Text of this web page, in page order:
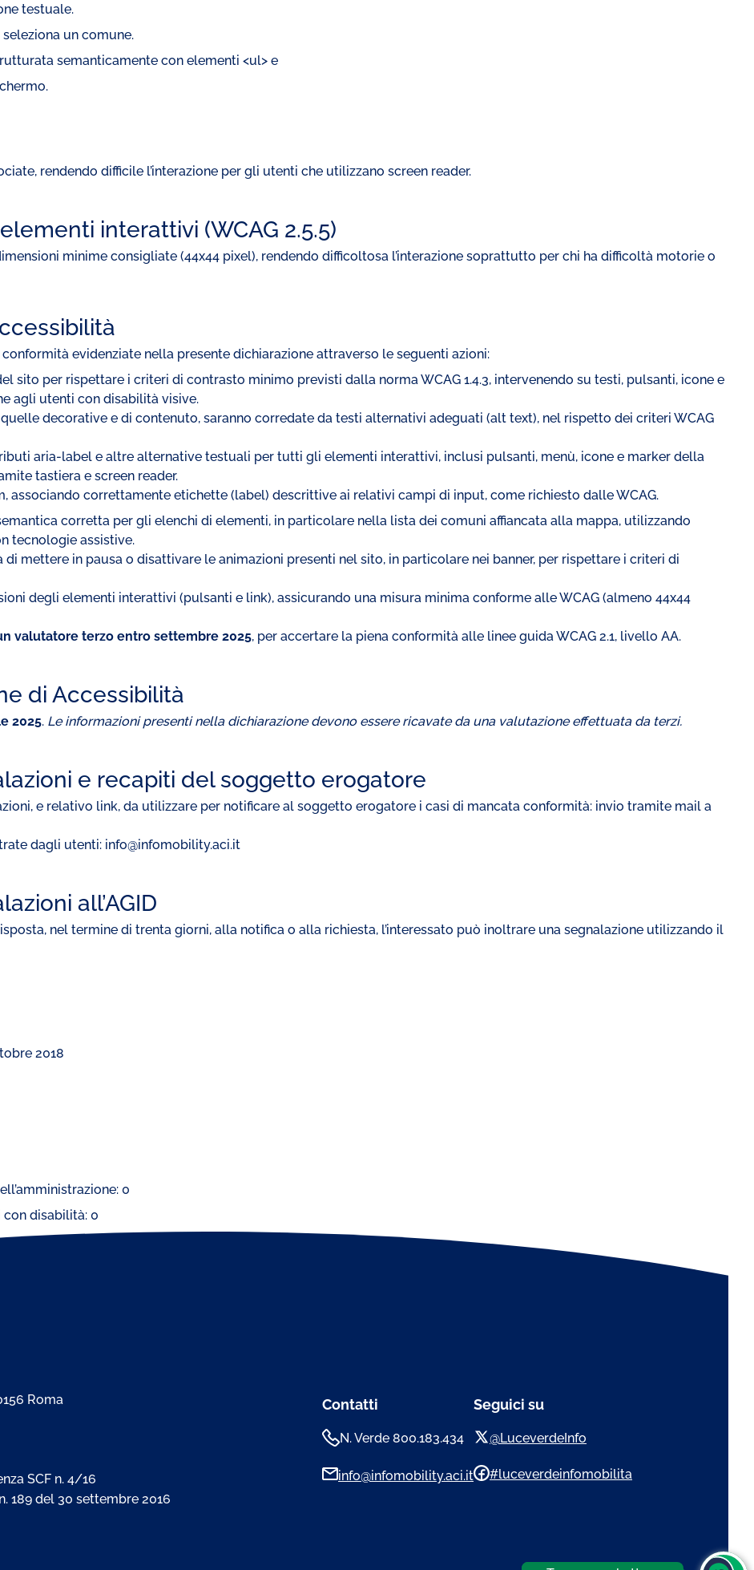
testuale.
un comune.
semanticamente con elementi <ul> e
rendendo difficile l’interazione per gli utenti che utilizzano screen reader.
interattivi (WCAG 2.5.5)
minime consigliate (44x44 pixel), rendendo difficoltosa l’interazione soprattutto per chi ha difficoltà motorie o
evidenziate nella presente dichiarazione attraverso le seguenti azioni:
sito per rispettare i criteri di contrasto minimo previsti dalla norma WCAG 1.4.3, intervenendo su testi, pulsanti, icone e
agli utenti con disabilità visive.
decorative e di contenuto, saranno corredate da testi alternativi adeguati (alt text), nel rispetto dei criteri WCAG
aria-label e altre alternative testuali per tutti gli elementi interattivi, inclusi pulsanti, menù, icone e marker della
tastiera e screen reader.
associando correttamente etichette (label) descrittive ai relativi campi di input, come richiesto dalle WCAG.
corretta per gli elenchi di elementi, in particolare nella lista dei comuni affiancata alla mappa, utilizzando
tecnologie assistive.
mettere in pausa o disattivare le animazioni presenti nel sito, in particolare nei banner, per rispettare i criteri di
degli elementi interattivi (pulsanti e link), assicurando una misura minima conforme alle WCAG (almeno 44x44
valutatore terzo entro settembre 2025, per accertare la piena conformità alle linee guida WCAG 2.1, livello AA.
di Accessibilità
2025. Le informazioni presenti nella dichiarazione devono essere ricavate da una valutazione effettuata da terzi.
e recapiti del soggetto erogatore
e relativo link, da utilizzare per notificare al soggetto erogatore i casi di mancata conformità: invio tramite mail a
dagli utenti: info@infomobility.aci.it
all’AGID
nel termine di trenta giorni, alla notifica o alla richiesta, l’interessato può inoltrare una segnalazione utilizzando il
2018
0
disabilità: 0
Roma
SCF n. 4/16
189 del 30 settembre 2016
Contatti
N. Verde 800.183.434
info@infomobility.aci.it
Seguici su
@LuceverdeInfo
#luceverdeinfomobilita